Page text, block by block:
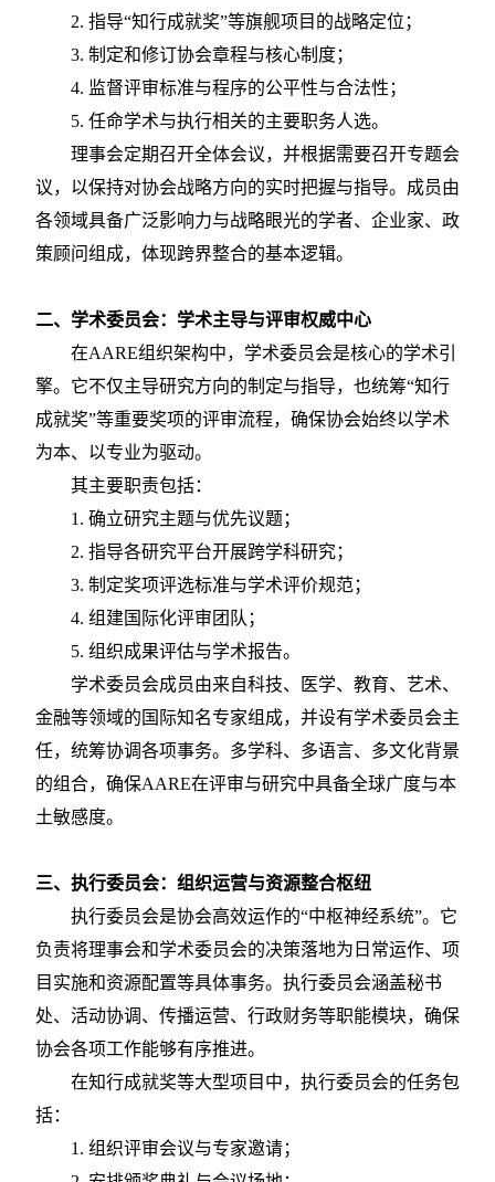
2. 指导“知行成就奖”等旗舰项目的战略定位；
3. 制定和修订协会章程与核心制度；
4. 监督评审标准与程序的公平性与合法性；
5. 任命学术与执行相关的主要职务人选。
理事会定期召开全体会议，并根据需要召开专题会
议，以保持对协会战略方向的实时把握与指导。成员由
各领域具备广泛影响力与战略眼光的学者、企业家、政
策顾问组成，体现跨界整合的基本逻辑。
二、学术委员会：学术主导与评审权威中心
在AARE组织架构中，学术委员会是核心的学术引
擎。它不仅主导研究方向的制定与指导，也统筹“知行
成就奖”等重要奖项的评审流程，确保协会始终以学术
为本、以专业为驱动。
其主要职责包括：
1. 确立研究主题与优先议题；
2. 指导各研究平台开展跨学科研究；
3. 制定奖项评选标准与学术评价规范；
4. 组建国际化评审团队；
5. 组织成果评估与学术报告。
学术委员会成员由来自科技、医学、教育、艺术、
金融等领域的国际知名专家组成，并设有学术委员会主
任，统筹协调各项事务。多学科、多语言、多文化背景
的组合，确保AARE在评审与研究中具备全球广度与本
土敏感度。
三、执行委员会：组织运营与资源整合枢纽
执行委员会是协会高效运作的“中枢神经系统”。它
负责将理事会和学术委员会的决策落地为日常运作、项
目实施和资源配置等具体事务。执行委员会涵盖秘书
处、活动协调、传播运营、行政财务等职能模块，确保
协会各项工作能够有序推进。
在知行成就奖等大型项目中，执行委员会的任务包
括：
1. 组织评审会议与专家邀请；